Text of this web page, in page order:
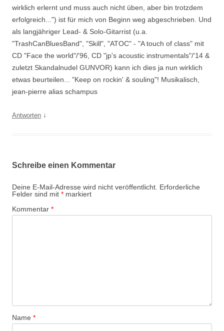
wirklich erlernt und muss auch nicht üben, aber bin trotzdem
erfolgreich...") ist für mich von Beginn weg abgeschrieben. Und
als langjähriger Lead- & Solo-Gitarrist (u.a.
"TrashCanBluesBand", "Skill", "ATOC" - "A touch of class" mit
CD "Face the world"/'96, CD "jp's acoustic instrumentals"/'14 &
zuletzt Skandalnudel GUNVOR) kann ich dies ja nun wirklich
etwas beurteilen... "Keep on rockin' & souling"! Musikalisch,
jean-pierre alias schampus
Antworten ↓
Schreibe einen Kommentar
Deine E-Mail-Adresse wird nicht veröffentlicht. Erforderliche
Felder sind mit * markiert
Kommentar *
Name *